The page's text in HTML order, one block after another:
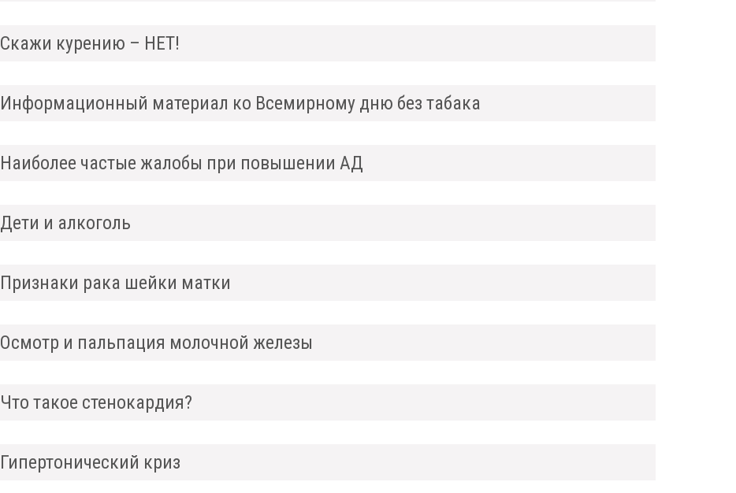
Скажи курению – НЕТ!
Информационный материал ко Всемирному дню без табака
Наиболее частые жалобы при повышении АД
Дети и алкоголь
Признаки рака шейки матки
Осмотр и пальпация молочной железы
Что такое стенокардия?
Гипертонический криз